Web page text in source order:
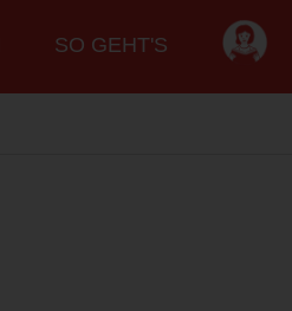
SO GEHT'S